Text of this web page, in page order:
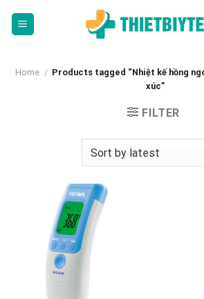
Home / Products tagged “Nhiệt kế hồng
xúc”
FILTER